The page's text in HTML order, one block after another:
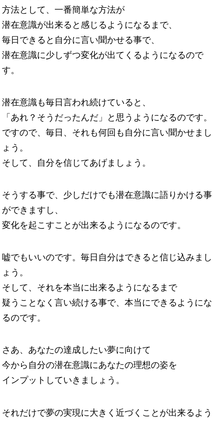
方法として、一番簡単な方法が
潜在意識が出来ると感じるようになるまで、
毎日できると自分に言い聞かせる事で、
潜在意識に少しずつ変化が出てくるようになるので
す。
潜在意識も毎日言われ続けていると、
「あれ？そうだったんだ」と思うようになるのです。
ですので、毎日、それも何回も自分に言い聞かせまし
ょう。
そして、自分を信じてあげましょう。
そうする事で、少しだけでも潜在意識に語りかける事
ができますし、
変化を起こすことが出来るようになるのです。
嘘でもいいのです。毎日自分はできると信じ込みまし
ょう。
そして、それを本当に出来るようになるまで
疑うことなく言い続ける事で、本当にできるようにな
るのです。
さあ、あなたの達成したい夢に向けて
今から自分の潜在意識にあなたの理想の姿を
インプットしていきましょう。
それだけで夢の実現に大きく近づくことが出来るよう